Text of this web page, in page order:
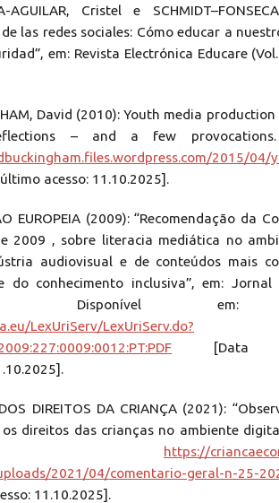
AGUILAR, Cristel e
las redes sociales: Cómo educar a
em: Revista Electrónica Educare
David (2010): Youth media
– and a few provocations.
2015/04/
acesso: 11.10.2025].
EUROPEIA (2009): “Recomendação da
2009 , sobre literacia mediática no
audiovisual e de conteúdos mais
do conhecimento inclusiva”, em:
Disponível
LexUriServ/LexUriServ.do?
[Data
DIREITOS DA CRIANÇA (2021):
direitos das crianças no ambiente
https://
2021/04/comentario-geral-n-25-
11.10.2025].